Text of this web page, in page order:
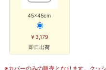
45×45cm
￥3,179
即日出荷
※カバーのみの販売となります。クッ